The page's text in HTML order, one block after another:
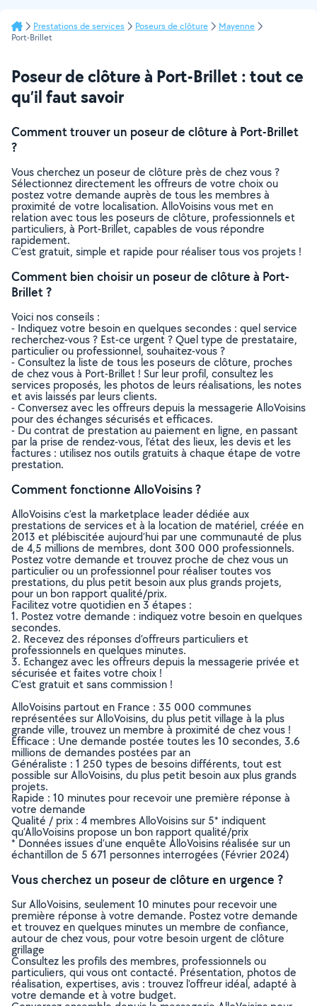
Prestations de services Poseurs de clôture
Mayenne
Port-Brillet
Poseur de clôture à Port-Brillet : tout ce
qu’il faut savoir
Comment trouver un poseur de clôture à Port-Brillet
?
Vous cherchez un poseur de clôture près de chez vous ?
Sélectionnez directement les offreurs de votre choix ou
postez votre demande auprès de tous les membres à
proximité de votre localisation. AlloVoisins vous met en
relation avec tous les poseurs de clôture, professionnels et
particuliers, à Port-Brillet, capables de vous répondre
rapidement.
C’est gratuit, simple et rapide pour réaliser tous vos projets !
Comment bien choisir un poseur de clôture à Port-
Brillet ?
Voici nos conseils :
- Indiquez votre besoin en quelques secondes : quel service
recherchez-vous ? Est-ce urgent ? Quel type de prestataire,
particulier ou professionnel, souhaitez-vous ?
- Consultez la liste de tous les poseurs de clôture, proches
de chez vous à Port-Brillet ! Sur leur profil, consultez les
services proposés, les photos de leurs réalisations, les notes
et avis laissés par leurs clients.
- Conversez avec les offreurs depuis la messagerie AlloVoisins
pour des échanges sécurisés et efficaces.
- Du contrat de prestation au paiement en ligne, en passant
par la prise de rendez-vous, l’état des lieux, les devis et les
factures : utilisez nos outils gratuits à chaque étape de votre
prestation.
Comment fonctionne AlloVoisins ?
AlloVoisins c’est la marketplace leader dédiée aux
prestations de services et à la location de matériel, créée en
2013 et plébiscitée aujourd’hui par une communauté de plus
de 4,5 millions de membres, dont 300 000 professionnels.
Postez votre demande et trouvez proche de chez vous un
particulier ou un professionnel pour réaliser toutes vos
prestations, du plus petit besoin aux plus grands projets,
pour un bon rapport qualité/prix.
Facilitez votre quotidien en 3 étapes :
1. Postez votre demande : indiquez votre besoin en quelques
secondes.
2. Recevez des réponses d’offreurs particuliers et
professionnels en quelques minutes.
3. Echangez avec les offreurs depuis la messagerie privée et
sécurisée et faites votre choix !
C’est gratuit et sans commission !
AlloVoisins partout en France : 35 000 communes
représentées sur AlloVoisins, du plus petit village à la plus
grande ville, trouvez un membre à proximité de chez vous !
Efficace : Une demande postée toutes les 10 secondes, 3.6
millions de demandes postées par an
Généraliste : 1 250 types de besoins différents, tout est
possible sur AlloVoisins, du plus petit besoin aux plus grands
projets.
Rapide : 10 minutes pour recevoir une première réponse à
votre demande
Qualité / prix : 4 membres AlloVoisins sur 5* indiquent
qu’AlloVoisins propose un bon rapport qualité/prix
* Données issues d’une enquête AlloVoisins réalisée sur un
échantillon de 5 671 personnes interrogées (Février 2024)
Vous cherchez un poseur de clôture en urgence ?
Sur AlloVoisins, seulement 10 minutes pour recevoir une
première réponse à votre demande. Postez votre demande
et trouvez en quelques minutes un membre de confiance,
autour de chez vous, pour votre besoin urgent de clôture
grillage
Consultez les profils des membres, professionnels ou
particuliers, qui vous ont contacté. Présentation, photos de
réalisation, expertises, avis : trouvez l'offreur idéal, adapté à
votre demande et à votre budget.